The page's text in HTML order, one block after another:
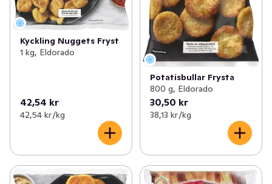
Kyckling Nuggets Fryst
1 kg, Eldorado
42,54 kr
42,54 kr /kg
Potatisbullar Frysta
800 g, Eldorado
30,50 kr
38,13 kr /kg